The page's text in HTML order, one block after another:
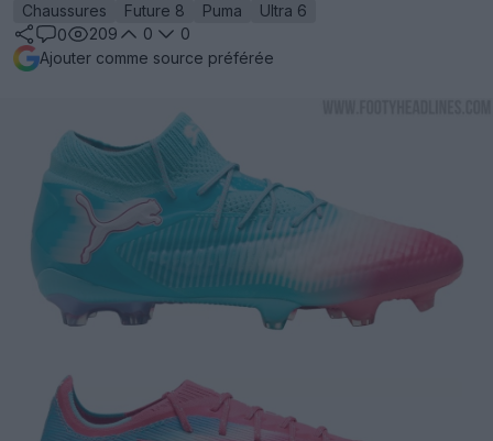
Chaussures
Future 8 Puma
Ultra 6
0
209 0
0
Ajouter comme source préférée